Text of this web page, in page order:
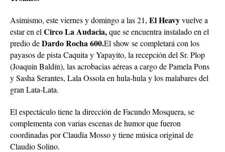
Asimismo, este viernes y domingo a las 21, El Heavyvuelve a
estar en el Circo La Audacia,que se encuentra instalado en el
predio deDardo Rocha 600.El show se completará con los
payasos de pista Caquita y Yapayito, la recepción del Sr. Plop
(Joaquín Baldín), las acrobacias aéreas a cargo de Pamela Pons
y Sasha Serantes, Lala Ossola en hula-hula y los malabares del
gran Lata-Lata.
El espectáculo tiene la dirección de Facundo Mosquera, se
complementa con varias escenas de humor que fueron
coordinadas por Claudia Mosso y tiene música original de
Claudio Solino.